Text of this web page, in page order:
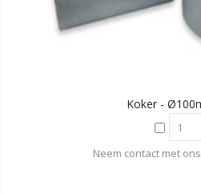
Koker -
Neem contact met